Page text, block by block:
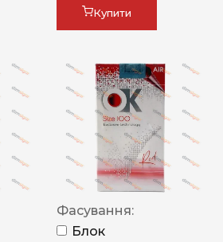
Купити
Фасування:
Блок